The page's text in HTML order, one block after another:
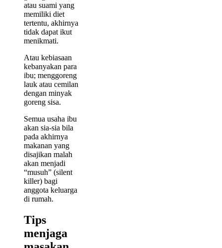
atau suami yang
memiliki diet
tertentu, akhirnya
tidak dapat ikut
menikmati.
Atau kebiasaan
kebanyakan para
ibu; menggoreng
lauk atau cemilan
dengan minyak
goreng sisa.
Semua usaha ibu
akan sia-sia bila
pada akhirnya
makanan yang
disajikan malah
akan menjadi
“musuh” (silent
killer) bagi
anggota keluarga
di rumah.
Tips
menjaga